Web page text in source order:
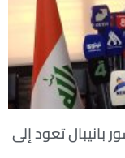
بانيبال تعود إلى